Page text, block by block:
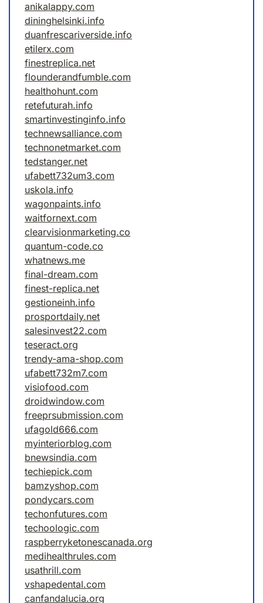
anikalappy.com
dininghelsinki.info
duanfrescariverside.info
etilerx.com
finestreplica.net
flounderandfumble.com
healthohunt.com
retefuturah.info
smartinvestinginfo.info
technewsalliance.com
technonetmarket.com
tedstanger.net
ufabett732um3.com
uskola.info
wagonpaints.info
waitfornext.com
clearvisionmarketing.co
quantum-code.co
whatnews.me
final-dream.com
finest-replica.net
gestioneinh.info
prosportdaily.net
salesinvest22.com
teseract.org
trendy-ama-shop.com
ufabett732m7.com
visiofood.com
droidwindow.com
freeprsubmission.com
ufagold666.com
myinteriorblog.com
bnewsindia.com
techiepick.com
bamzyshop.com
pondycars.com
techonfutures.com
techoologic.com
raspberryketonescanada.org
medihealthrules.com
usathrill.com
vshapedental.com
canfandalucia.org